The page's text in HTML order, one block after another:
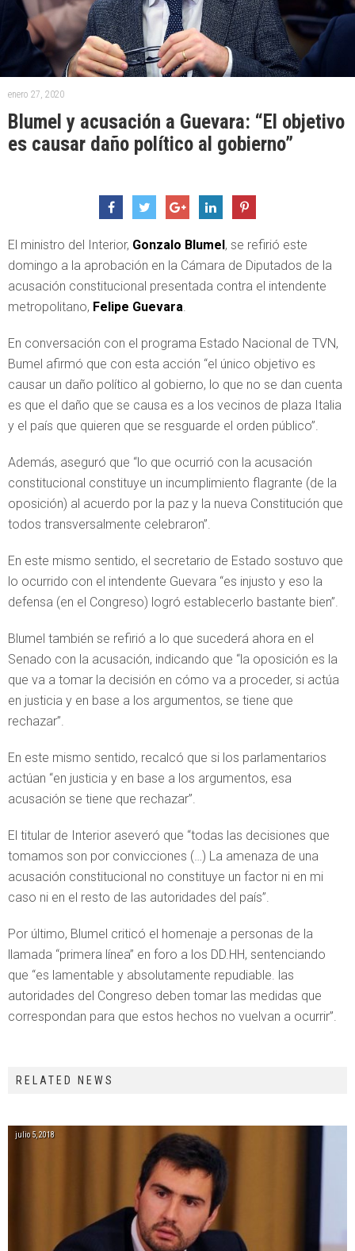
enero 27, 2020
Blumel y acusación a Guevara: “El objetivo
es causar daño político al gobierno”
El ministro del Interior, Gonzalo Blumel, se refirió este
domingo a la aprobación en la Cámara de Diputados de la
acusación constitucional presentada contra el intendente
metropolitano, Felipe Guevara
En conversación con el programa Estado Nacional de TVN,
Bumel afirmó que con esta acción “el único objetivo es
causar un daño político al gobierno, lo que no se dan cuenta
es que el daño que se causa es a los vecinos de plaza Italia
y el país que quieren que se resguarde el orden público”.
Además, aseguró que “lo que ocurrió con la acusación
constitucional constituye un incumplimiento flagrante (de la
oposición) al acuerdo por la paz y la nueva Constitución que
todos transversalmente celebraron”.
En este mismo sentido, el secretario de Estado sostuvo que
lo ocurrido con el intendente Guevara “es injusto y eso la
defensa (en el Congreso) logró establecerlo bastante bien”.
Blumel también se refirió a lo que sucederá ahora en el
Senado con la acusación, indicando que “la oposición es la
que va a tomar la decisión en cómo va a proceder, si actúa
en justicia y en base a los argumentos, se tiene que
rechazar”.
En este mismo sentido, recalcó que si los parlamentarios
actúan “en justicia y en base a los argumentos, esa
acusación se tiene que rechazar”.
El titular de Interior aseveró que “todas las decisiones que
tomamos son por convicciones (…) La amenaza de una
acusación constitucional no constituye un factor ni en mi
caso ni en el resto de las autoridades del país”.
Por último, Blumel criticó el homenaje a personas de la
llamada “primera línea” en foro a los DD.HH, sentenciando
que “es lamentable y absolutamente repudiable. las
autoridades del Congreso deben tomar las medidas que
correspondan para que estos hechos no vuelvan a ocurrir”.
RELATED NEWS
julio 5, 2018